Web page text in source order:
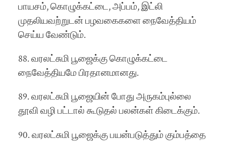
பாயசம், கொழுக்கட்டை, அப்பம், இட்லி
முதலியவற்றுடன் பழவகைகளை நைவேத்தியம்
செய்ய வேண்டும்.
88. வரலட்சுமி பூஜைக்கு கொழுக்கட்டை
நைவேத்தியமே பிரதானமானது.
89. வரலட்சுமி பூஜையின் போது அருகம்புல்லை
தூவி வழி பட்டால் கூடுதல் பலன்கள் கிடைக்கும்.
90. வரலட்சுமி பூஜைக்கு பயன்படுத்தும் கும்பத்தை